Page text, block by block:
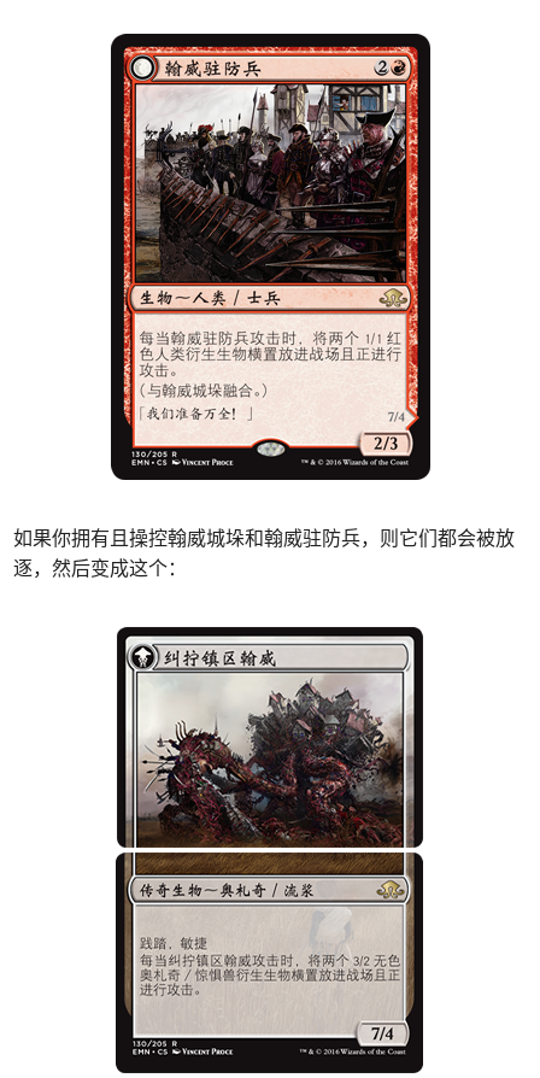
如果你拥有且操控翰威城垛和翰威驻防兵，则它们都会被放
逐，然后变成这个：